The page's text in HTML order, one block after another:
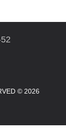
© 2026